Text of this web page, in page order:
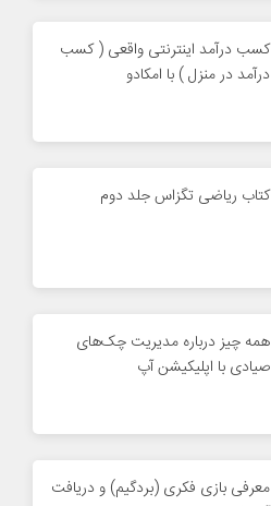
کسب درآمد اینترنتی واقعی ( کسب
درآمد در منزل ) با امکادو
کتاب ریاضی تگزاس جلد دوم
همه چیز درباره مدیریت چک‌های
صیادی با اپلیکیشن آپ
معرفی بازی فکری (بردگیم) و دریافت